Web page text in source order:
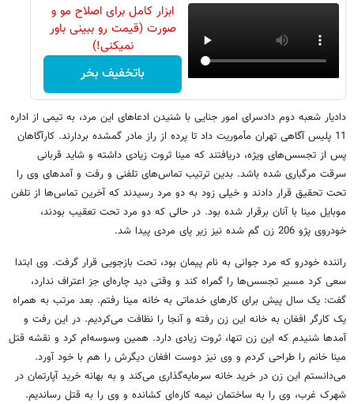
ابزار کامل برای اصلاح مو و
صورت (قیمت رو ببینی باور
نمیکنی!)
باتخفیف بخر
دادیار شعبه دوم دادسرای امور جنایی با شنیدن ادعاهای این مرد، به تیمی از اداره
11 پلیس آگاهی تهران مأموریت داد تا پرده از راز مادر گمشده بردارند. کارآگاهان
پس از تجسس‌های ویژه، دریافتند که مینا ثروت زیادی داشته و شاید قربانی
سرقت مرگباری شده باشد. بدین ترتیب تماس‌های تلفنی و رفت و آمدهای وی را
تحت تحقیق قرار دادند و خیلی زود به دو مرد رسیدند که آخرین تماس‌ها از تلفن
موبایل مینا با آنان برقرار شده بود. در حالی که دو مرد تحت تعقیب بودند،
خودروی پژو 206 زن گم شده نیز زیر پای مردی پیدا شد.
راننده خودرو که مرد جوانی به نام پیمان بود، تحت بازجویی قرار گرفت. وی ابتدا
سعی کرد مسیر تجسس‌ها را گمراه کند و وقتی دید چاره‌ای جز اعتراف ندارد،
گفت: یک سال پیش برای کارهای خدماتی به خانه مینا رفتم. بعد مرتب به همراه
یک کارگر افغان به خانه این زن رفته و آنجا را نظافت می‌کردیم. در این رفت و
آمدها شنیدم که این زن تنها، ثروت زیادی دارد. همین وسوسه‌ام کرد و نقشه قتل
مینا خانم را طراحی کردم و وی نیز دوست افغان دیگرش را هم با خود آورد.
می‌دانستم این زن در خرید خانه سرمایه‌گذاری می‌کند و به بهانه خرید آپارتمان در
شهرک غرب، وی را به ساختمان نیمه کاره‌ای کشانده و وی را به قتل رساندیم.